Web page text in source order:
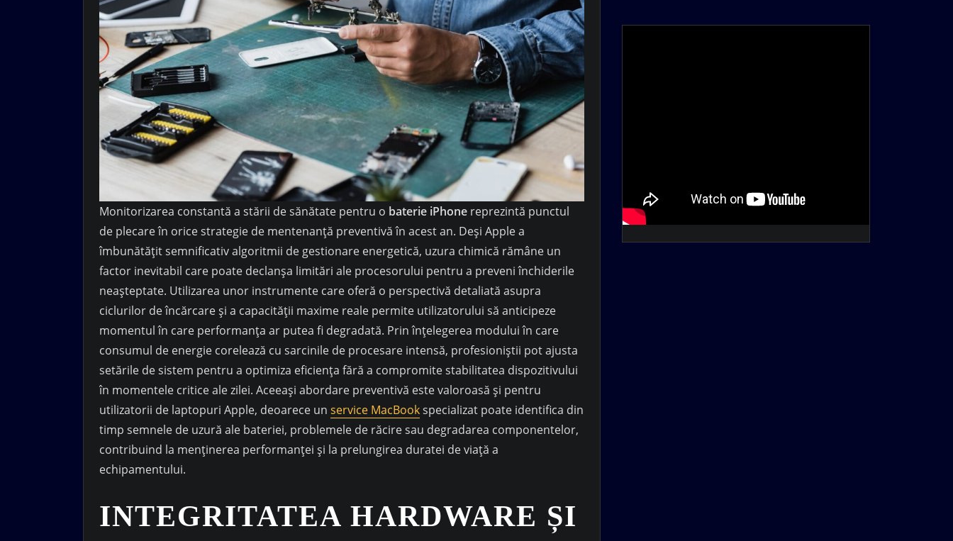
Monitorizarea constantă a stării de sănătate pentru o baterie iPhone reprezintă punctul
de plecare în orice strategie de mentenanță preventivă în acest an. Deși Apple a
îmbunătățit semnificativ algoritmii de gestionare energetică, uzura chimică rămâne un
factor inevitabil care poate declanșa limitări ale procesorului pentru a preveni închiderile
neașteptate. Utilizarea unor instrumente care oferă o perspectivă detaliată asupra
ciclurilor de încărcare și a capacității maxime reale permite utilizatorului să anticipeze
momentul în care performanța ar putea fi degradată. Prin înțelegerea modului în care
consumul de energie corelează cu sarcinile de procesare intensă, profesioniștii pot ajusta
setările de sistem pentru a optimiza eficiența fără a compromite stabilitatea dispozitivului
în momentele critice ale zilei. Aceeași abordare preventivă este valoroasă și pentru
utilizatorii de laptopuri Apple, deoarece un service MacBookspecializat poate identifica din
timp semnele de uzură ale bateriei, problemele de răcire sau degradarea componentelor,
contribuind la menținerea performanței și la prelungirea duratei de viață a
echipamentului.
INTEGRITATEA HARDWARE ȘI